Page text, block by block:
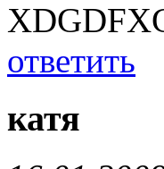
ответить
катя